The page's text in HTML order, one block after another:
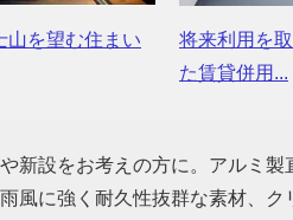
山を望む住まい
将来利用を
た賃貸併用...
新設をお考えの方に。アルミ
風に強く耐久性抜群な素材、